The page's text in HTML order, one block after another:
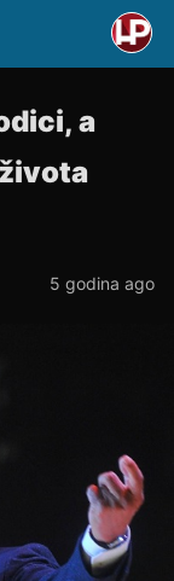
a
5 godina ago